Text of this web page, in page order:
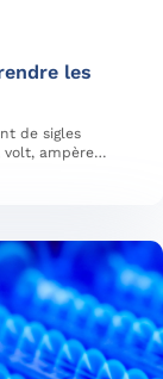
les
de sigles
volt, ampère…